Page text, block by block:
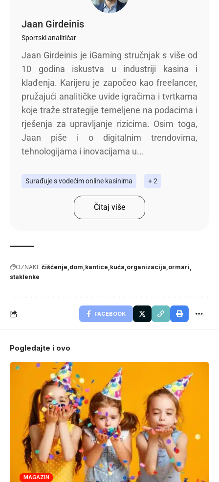
Jaan Girdeinis
Sportski analitičar
Jaan Girdeinis je iGaming stručnjak s više od
10 godina iskustva u industriji kasina i
klađenja. Karijeru je započeo kao freelancer,
pružajući analitičke uvide igračima i tvrtkama
koje traže strategije temeljene na podacima i
rješenja za upravljanje rizicima. Osim toga,
Jaan piše i o digitalnim trendovima,
tehnologijama i inovacijama u...
Surađuje s vodećim online kasinima + 2
Čitaj više
OZNAKE čišćenje dom kantice kuća organizacija ormari
staklenke
FACEBOOK
Pogledajte i ovo
MAGAZIN